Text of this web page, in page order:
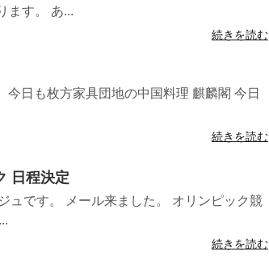
ます。 あ...
続きを読む
日も枚方家具団地の中国料理 麒麟閣 今日
続きを読む
日程決定
ュです。 メール来ました。 オリンピック競
続きを読む